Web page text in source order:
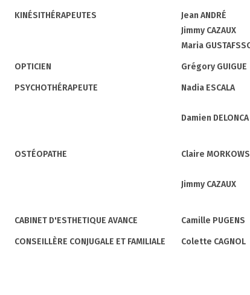
KINÉSITHÉRAPEUTES
Jean ANDRÉ
Jimmy CAZAUX
Maria
OPTICIEN Grégory GUIGUE
PSYCHOTHÉRAPEUTE Nadia ESCALA
Damien DELONCA
OSTÉOPATHE Claire
Jimmy CAZAUX
CABINET D'ESTHETIQUE AVANCE Camille PUGENS
CONSEILLÈRE CONJUGALE ET FAMILIALE Colette CAGNOL